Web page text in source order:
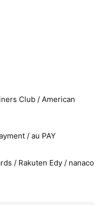
トグラファー
真の撮影、レタッチ
（能力・実績に応じた
プロ意識をお持ちの
く、お客様の最高の表情
躍したい方を歓迎しま
タッフ
五三等におけるヘアメ
アテンド（同行・修
（業務内容やスキルに
Club / American
/ au PAY
/ Rakuten Edy / nanaco